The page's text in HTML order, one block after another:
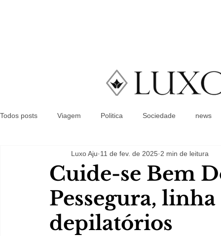
Todos posts Viagem Politica Sociedade news
Cuide-se Bem
Pessegura,
depilatórios
Luxo Aju 11 de fev. de 2025 2 min de leitura